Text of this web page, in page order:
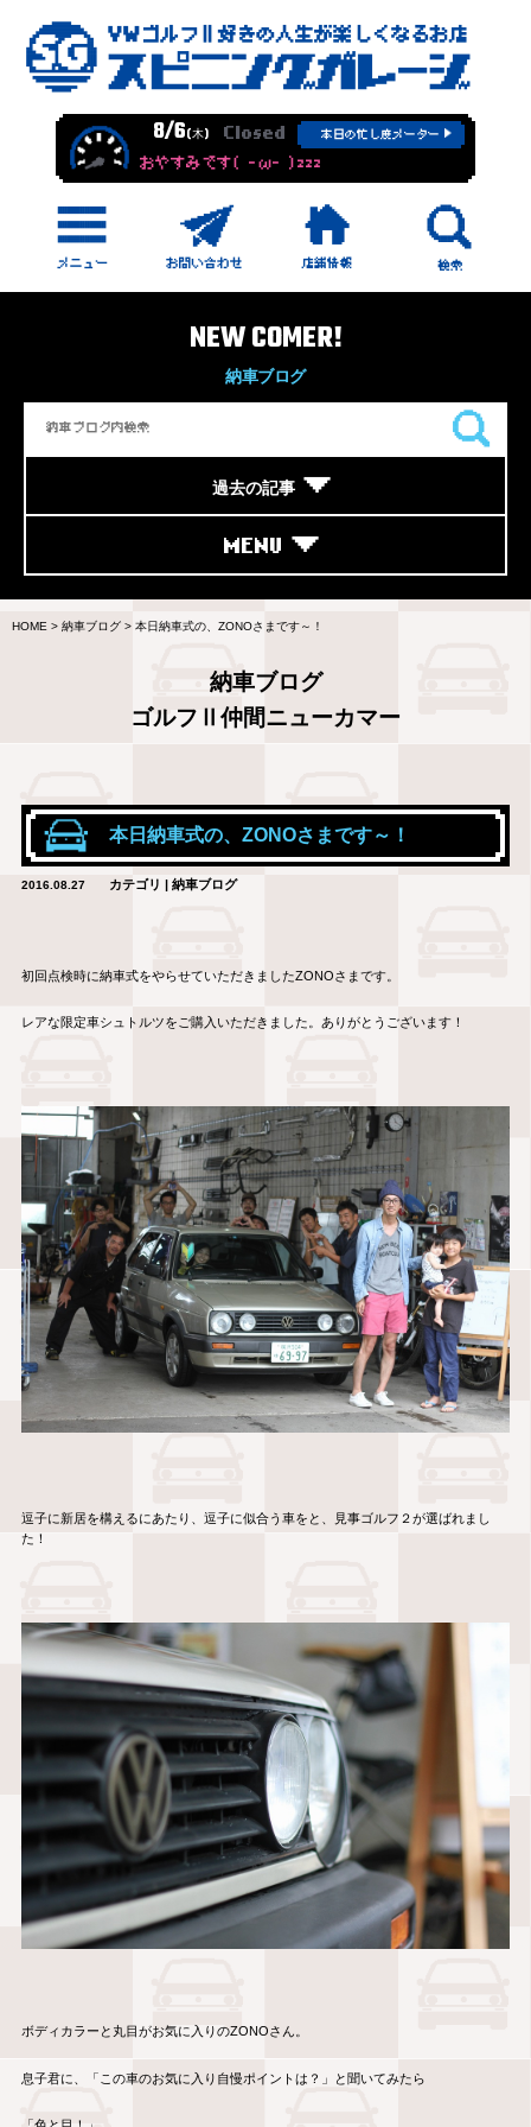
8/6(木) Closed 本日の忙し度メーター
おやすみです( -ω- )zzz
NEW COMER!
納車ブログ
過去の記事
MENU
HOME > 納車ブログ > 本日納車式の、ZONOさまです～！
納車ブログ
ゴルフⅡ仲間ニューカマー
本日納車式の、ZONOさまです～！
2016.08.27 カテゴリ | 納車ブログ
初回点検時に納車式をやらせていただきましたZONOさまです。
レアな限定車シュトルツをご購入いただきました。ありがとうございます！
逗子に新居を構えるにあたり、逗子に似合う車をと、見事ゴルフ２が選ばれまし
た！
ボディカラーと丸目がお気に入りのZONOさん。
息子君に、「この車のお気に入り自慢ポイントは？」と聞いてみたら